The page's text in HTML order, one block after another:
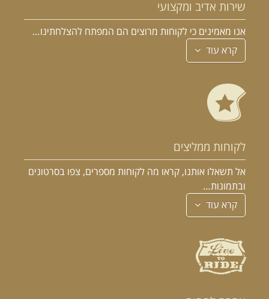
שירות אדיב ומקצועי
אנו מאמינים כי לקוחות מרוצים הם המפתח להצלחתינו…
קרא עוד
לקוחות ממליצים
אל תשאלו אותנו, קראו מה לקוחות מספרים, צפו בסרטונים
ובתמונות…
קרא עוד